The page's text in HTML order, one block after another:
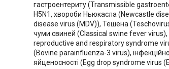
гастроентериту (Transmissible
H5N1, хвороби Ньюкасла (Newcastle
disease virus (MDV)), Тешена
чуми свиней (Classical swine fever
reproductive and respiratory syndrome
(Bovine parainfluenza-3 virus),
яйценосності (Egg drop syndrome virus